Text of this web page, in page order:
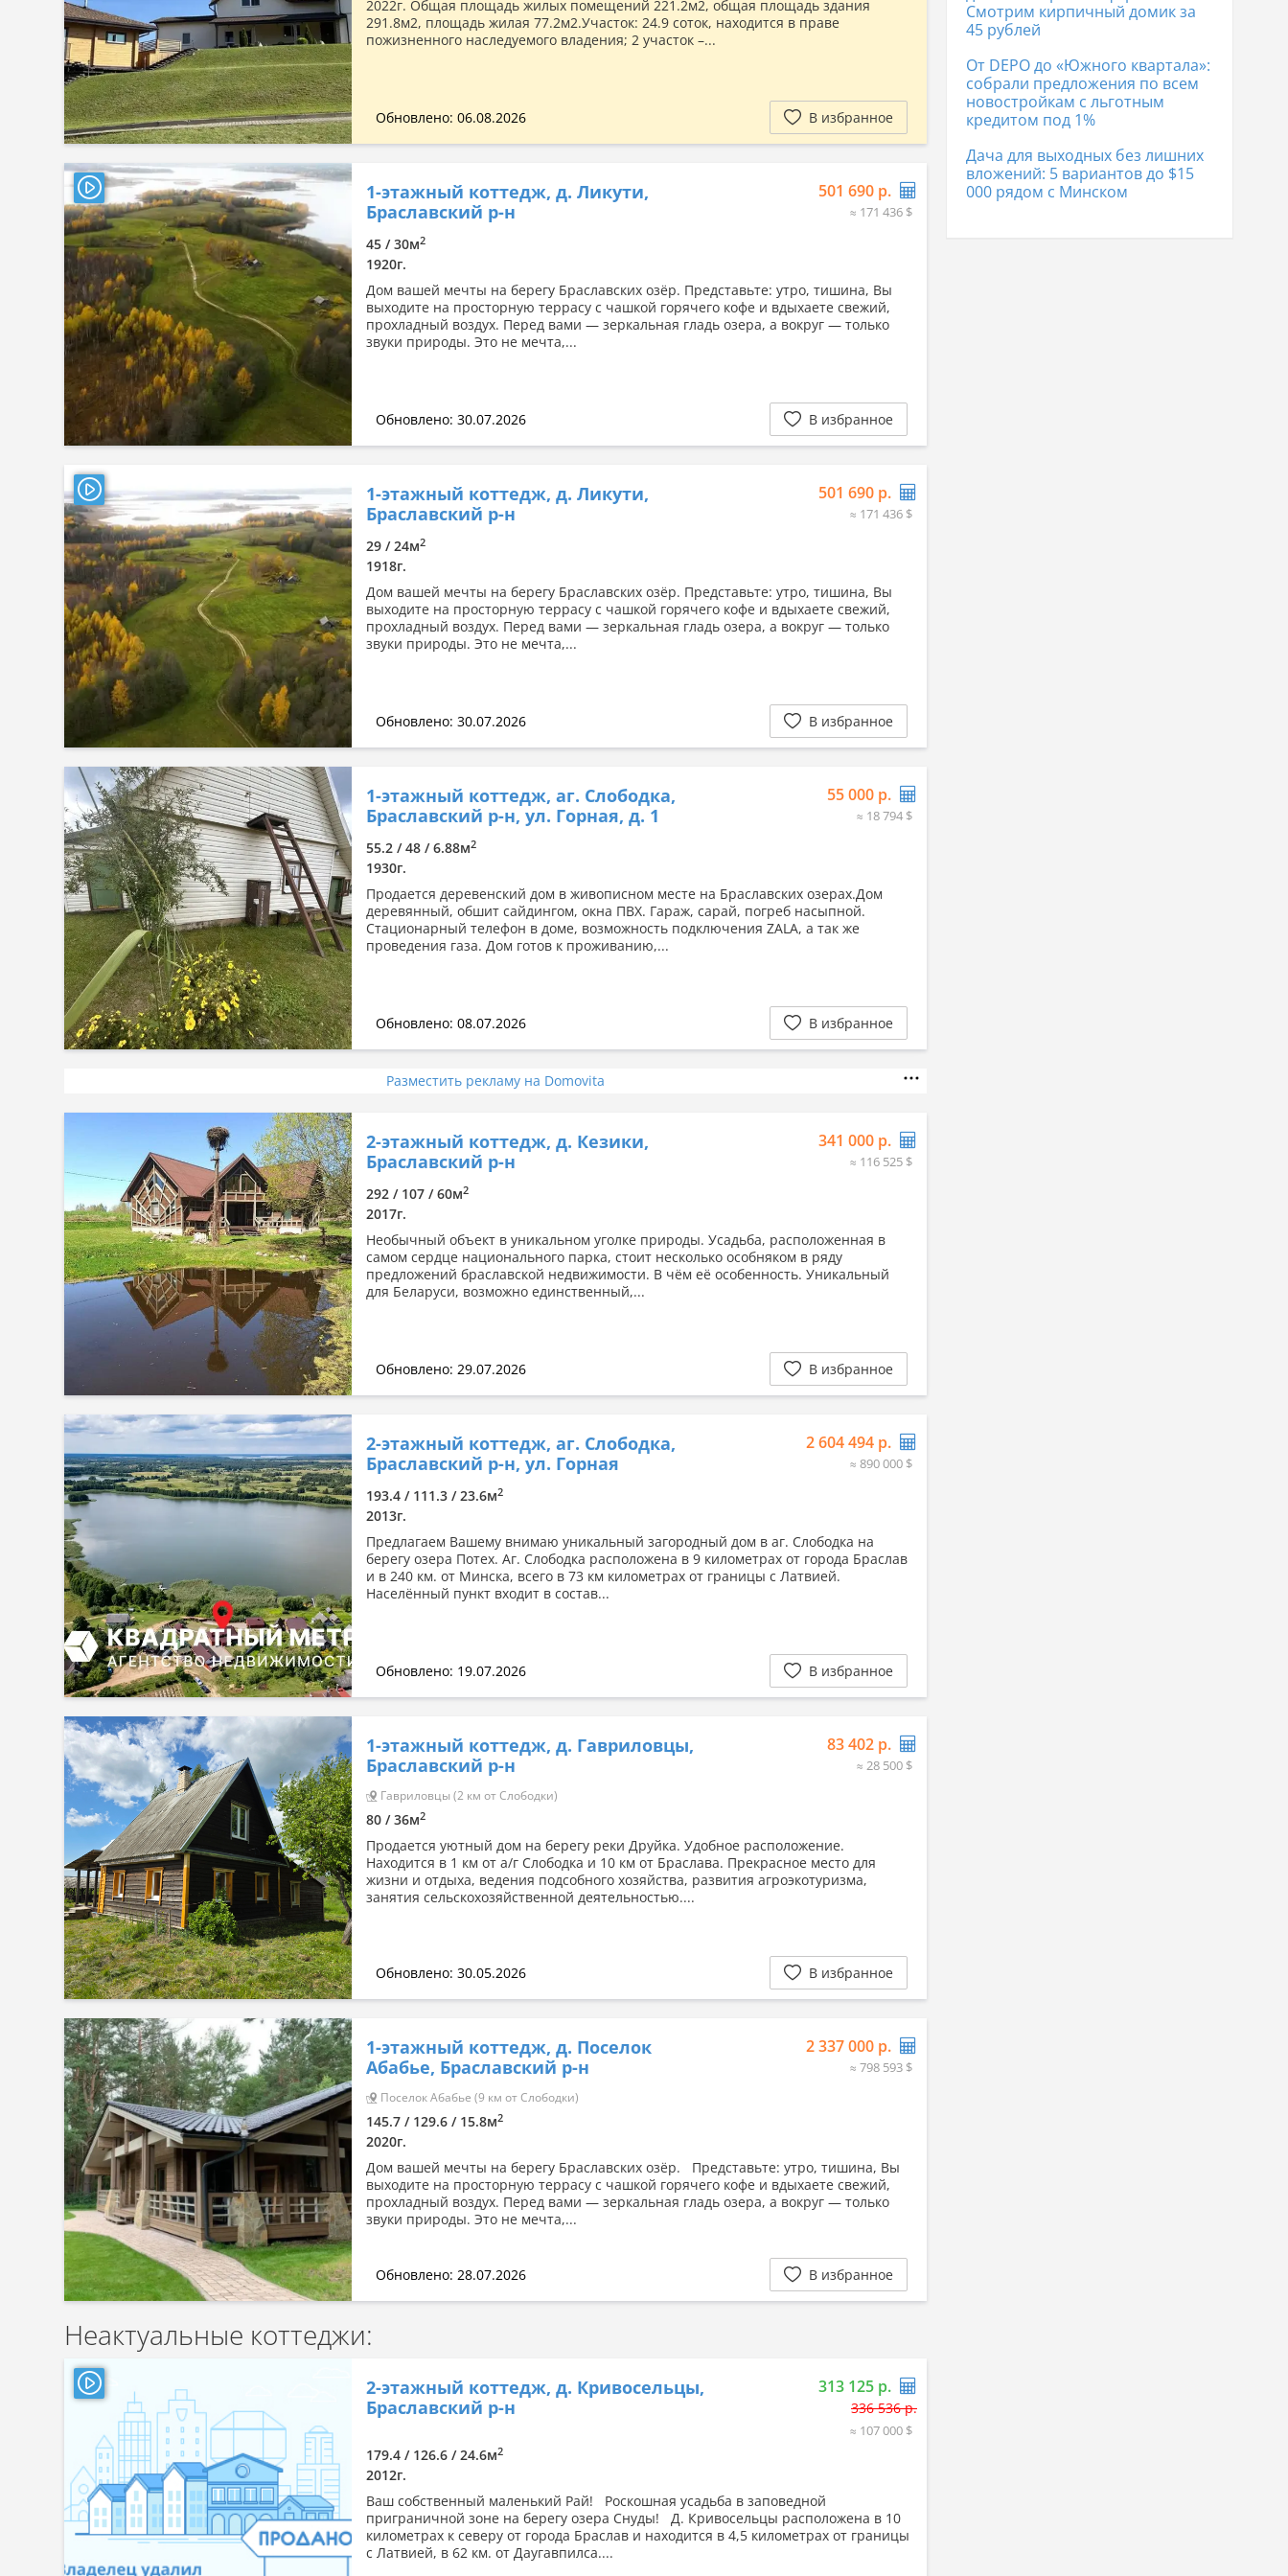
2022г. Общая площадь жилых помещений 221.2м2, общая площадь здания
291.8м2, площадь жилая 77.2м2.Участок: 24.9 соток, находится в праве
пожизненного наследуемого владения; 2 участок –...
Обновлено: 06.08.2026 В избранное
1-этажный коттедж, д. Ликути,
Браславский р-н
501 690 р.
≈ 171 436 $
45 / 30м2
1920г.
Дом вашей мечты на берегу Браславских озёр. Представьте: утро, тишина, Вы
выходите на просторную террасу с чашкой горячего кофе и вдыхаете свежий,
прохладный воздух. Перед вами — зеркальная гладь озера, а вокруг — только
звуки природы. Это не мечта,...
Обновлено: 30.07.2026 В избранное
1-этажный коттедж, д. Ликути,
Браславский р-н
501 690 р.
≈ 171 436 $
29 / 24м2
1918г.
Дом вашей мечты на берегу Браславских озёр. Представьте: утро, тишина, Вы
выходите на просторную террасу с чашкой горячего кофе и вдыхаете свежий,
прохладный воздух. Перед вами — зеркальная гладь озера, а вокруг — только
звуки природы. Это не мечта,...
Обновлено: 30.07.2026 В избранное
1-этажный коттедж, аг. Слободка,
Браславский р-н, ул. Горная, д. 1
55 000 р.
≈ 18 794 $
55.2 / 48 / 6.88м2
1930г.
Продается деревенский дом в живописном месте на Браславских озерах.Дом
деревянный, обшит сайдингом, окна ПВХ. Гараж, сарай, погреб насыпной.
Стационарный телефон в доме, возможность подключения ZALA, а так же
проведения газа. Дом готов к проживанию,...
Обновлено: 08.07.2026 В избранное
Разместить рекламу на Domovita
2-этажный коттедж, д. Кезики,
Браславский р-н
341 000 р.
≈ 116 525 $
292 / 107 / 60м2
2017г.
Необычный объект в уникальном уголке природы. Усадьба, расположенная в
самом сердце национального парка, стоит несколько особняком в ряду
предложений браславской недвижимости. В чём её особенность. Уникальный
для Беларуси, возможно единственный,...
Обновлено: 29.07.2026 В избранное
2-этажный коттедж, аг. Слободка,
Браславский р-н, ул. Горная
2 604 494 р.
≈ 890 000 $
193.4 / 111.3 / 23.6м2
2013г.
Предлагаем Вашему внимаю уникальный загородный дом в аг. Слободка на
берегу озера Потех. Аг. Слободка расположена в 9 километрах от города Браслав
и в 240 км. от Минска, всего в 73 км километрах от границы с Латвией.
Населённый пункт входит в состав...
Обновлено: 19.07.2026 В избранное
1-этажный коттедж, д. Гавриловцы,
Браславский р-н
Гавриловцы (2 км от Слободки)
83 402 р.
≈ 28 500 $
80 / 36м2
Продается уютный дом на берегу реки Друйка. Удобное расположение.
Находится в 1 км от а/г Слободка и 10 км от Браслава. Прекрасное место для
жизни и отдыха, ведения подсобного хозяйства, развития агроэкотуризма,
занятия сельскохозяйственной деятельностью....
Обновлено: 30.05.2026 В избранное
1-этажный коттедж, д. Поселок
Абабье, Браславский р-н
Поселок Абабье (9 км от Слободки)
2 337 000 р.
≈ 798 593 $
145.7 / 129.6 / 15.8м2
2020г.
Дом вашей мечты на берегу Браславских озёр. Представьте: утро, тишина, Вы
выходите на просторную террасу с чашкой горячего кофе и вдыхаете свежий,
прохладный воздух. Перед вами — зеркальная гладь озера, а вокруг — только
звуки природы. Это не мечта,...
Обновлено: 28.07.2026 В избранное
Неактуальные коттеджи:
2-этажный коттедж, д. Кривосельцы,
Браславский р-н
313 125 р.
336 536 р.
≈ 107 000 $
179.4 / 126.6 / 24.6м2
2012г.
Ваш собственный маленький Рай! Роскошная усадьба в заповедной
приграничной зоне на берегу озера Снуды! Д. Кривосельцы расположена в 10
километрах к северу от города Браслав и находится в 4,5 километрах от границы
с Латвией, в 62 км. от Даугавпилса....
Смотрим кирпичный домик за
45 рублей
От DEPO до «Южного квартала»:
собрали предложения по всем
новостройкам с льготным
кредитом под 1%
Дача для выходных без лишних
вложений: 5 вариантов до $15
000 рядом с Минском